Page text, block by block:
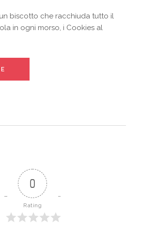
biscotto che racchiuda tutto il
in ogni morso, i Cookies al
0
Rating